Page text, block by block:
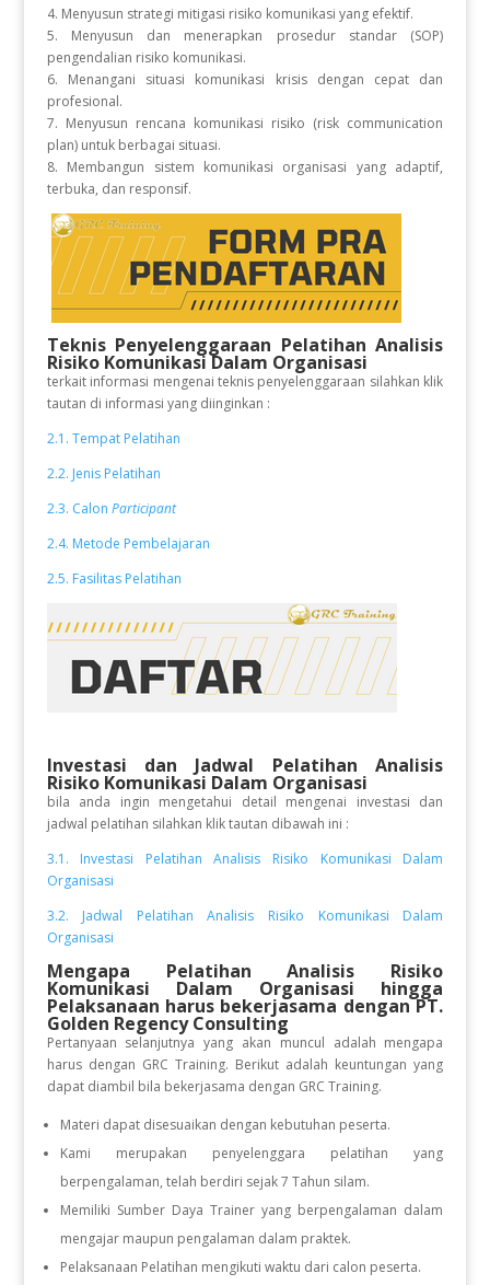
4. Menyusun strategi mitigasi risiko komunikasi yang efektif.
5. Menyusun dan menerapkan prosedur standar (SOP)
pengendalian risiko komunikasi.
6. Menangani situasi komunikasi krisis dengan cepat dan
profesional.
7. Menyusun rencana komunikasi risiko (risk communication
plan) untuk berbagai situasi.
8. Membangun sistem komunikasi organisasi yang adaptif,
terbuka, dan responsif.
Teknis Penyelenggaraan Pelatihan Analisis
Risiko Komunikasi Dalam Organisasi
terkait informasi mengenai teknis penyelenggaraan silahkan klik
tautan di informasi yang diinginkan :
2.1. Tempat Pelatihan
2.2. Jenis Pelatihan
2.3. Calon Participant
2.4. Metode Pembelajaran
2.5. Fasilitas Pelatihan
Investasi dan Jadwal Pelatihan Analisis
Risiko Komunikasi Dalam Organisasi
bila anda ingin mengetahui detail mengenai investasi dan
jadwal pelatihan silahkan klik tautan dibawah ini :
3.1. Investasi Pelatihan Analisis Risiko Komunikasi Dalam
Organisasi
3.2. Jadwal Pelatihan Analisis Risiko Komunikasi Dalam
Organisasi
Mengapa Pelatihan Analisis Risiko
Komunikasi Dalam Organisasi hingga
Pelaksanaan harus bekerjasama dengan PT.
Golden Regency Consulting
Pertanyaan selanjutnya yang akan muncul adalah mengapa
harus dengan GRC Training. Berikut adalah keuntungan yang
dapat diambil bila bekerjasama dengan GRC Training.
Materi dapat disesuaikan dengan kebutuhan peserta.
Kami merupakan penyelenggara pelatihan yang
berpengalaman, telah berdiri sejak 7 Tahun silam.
Memiliki Sumber Daya Trainer yang berpengalaman dalam
mengajar maupun pengalaman dalam praktek.
Pelaksanaan Pelatihan mengikuti waktu dari calon peserta.